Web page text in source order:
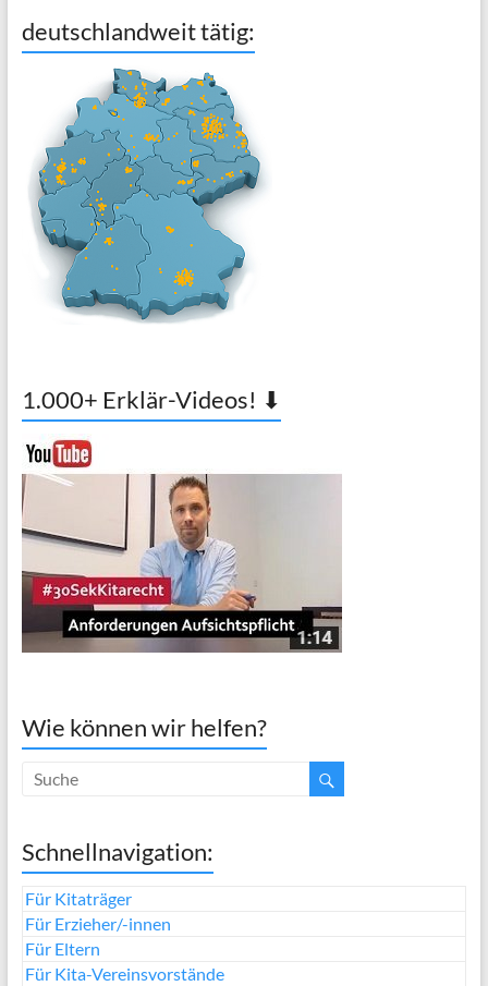
deutschlandweit tätig:
1.000+ Erklär-Videos! ⬇
Wie können wir helfen?
Schnellnavigation:
Für Kitaträger
Für Erzieher/-innen
Für Eltern
Für Kita-Vereinsvorstände